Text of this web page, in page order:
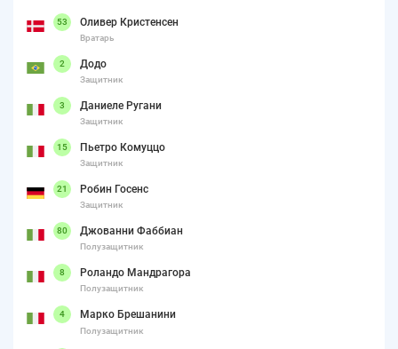
53 Оливер Кристенсен
Вратарь
2 Додо
Защитник
3 Даниеле Ругани
Защитник
15 Пьетро Комуццо
Защитник
21 Робин Госенс
Защитник
80 Джованни Фаббиан
Полузащитник
8 Роландо Мандрагора
Полузащитник
4 Марко Брешанини
Полузащитник